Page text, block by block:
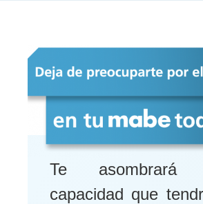
Te asombrará
capacidad que